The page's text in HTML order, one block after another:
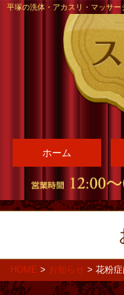
平塚の洗体・アカスリ・マッサー
ホーム
HOME > お知らせ > 花粉症